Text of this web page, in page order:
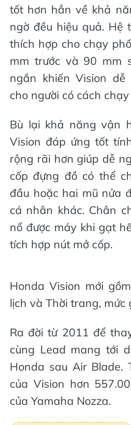
tốt hơn hẳn về khả
ngờ đều hiệu quả. Hệ
thích hợp cho chạy
mm trước và 90 mm
ngắn khiến Vision
cho người có cách
Bù lại khả năng vận
Vision đáp ứng tốt
rộng rãi hơn giúp dễ
cốp đựng đồ có thể
đầu hoặc hai mũ nửa
cá nhân khác. Chân
nổ được máy khi gạt
tích hợp nút mở cốp.
Honda Vision mới
lịch và Thời trang, mức
Ra đời từ 2011 để
cùng Lead mang tới
Honda sau Air Blade.
của Vision hơn
của Yamaha Nozza.